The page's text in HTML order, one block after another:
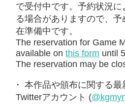
で受付中です。予約状況
る場合がありますので、
在準備中です。
The reservation for Game
available on this form until
The reservation may be
本作品や頒布に関する
Twitterアカウント (